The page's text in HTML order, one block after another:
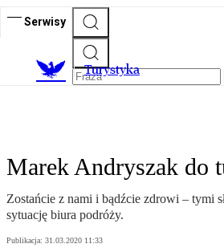
Serwisy
Turystyka
Marek Andryszak do
Zostańcie z nami i bądźcie zdrowi – tymi
sytuację biura podróży.
Publikacja: 31.03.2020 11:33